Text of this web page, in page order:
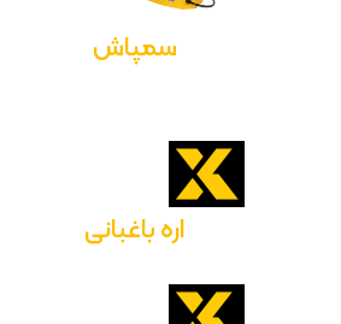
سمپاش
اره باغبانی